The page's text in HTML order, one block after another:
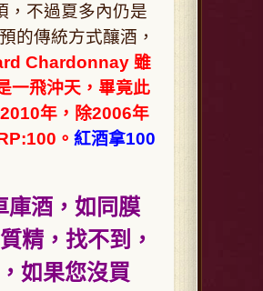
，不過夏多內仍是
的傳統方式釀酒，
Chardonnay 雖
一飛沖天，畢竟此
年，除2006年
。 紅酒拿100
庫酒，如同膜
精，找不到，
如果您沒買